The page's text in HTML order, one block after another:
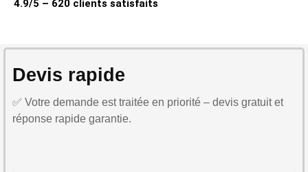
4.9/5 – 620 clients satisfaits
Devis rapide
✅ Votre demande est traitée en priorité – devis gratuit et
réponse rapide garantie.